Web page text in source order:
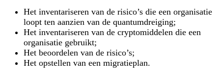
Het inventariseren van de risico’s die een organisatie
loopt ten aanzien van de quantumdreiging;
Het inventariseren van de cryptomiddelen die een
organisatie gebruikt;
Het beoordelen van de risico’s;
Het opstellen van een migratieplan.